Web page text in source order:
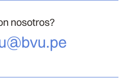
nosotros?